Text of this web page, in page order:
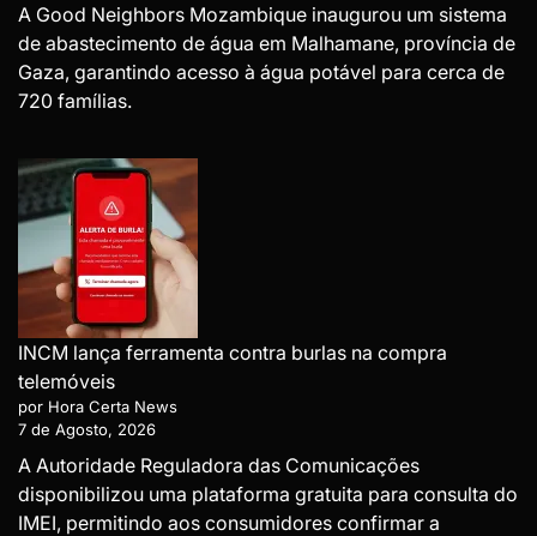
A Good Neighbors Mozambique inaugurou um sistema
de abastecimento de água em Malhamane, província de
Gaza, garantindo acesso à água potável para cerca de
720 famílias.
INCM lança ferramenta contra burlas na compra
telemóveis
por Hora Certa News
7 de Agosto, 2026
A Autoridade Reguladora das Comunicações
disponibilizou uma plataforma gratuita para consulta do
IMEI, permitindo aos consumidores confirmar a